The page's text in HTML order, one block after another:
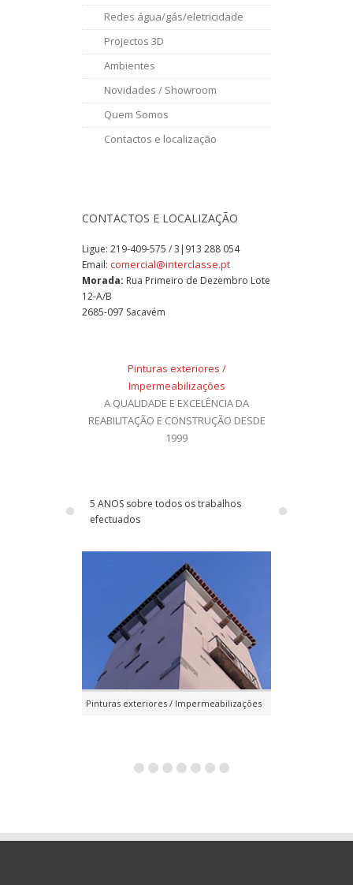
Redes água/gás/eletricidade
Projectos 3D
Ambientes
Novidades / Showroom
Quem Somos
Contactos e localização
CONTACTOS E LOCALIZAÇÃO
Ligue: 219-409-575 / 3|913 288 054
Email: comercial@interclasse.pt
Morada: Rua Primeiro de Dezembro Lote
12-A/B
2685-097 Sacavém
Pinturas exteriores /
Impermeabilizações
A QUALIDADE E EXCELÊNCIA DA
REABILITAÇÃO E CONSTRUÇÃO DESDE
1999
5 ANOS sobre todos os trabalhos
efectuados
Pinturas exteriores / Impermeabilizações